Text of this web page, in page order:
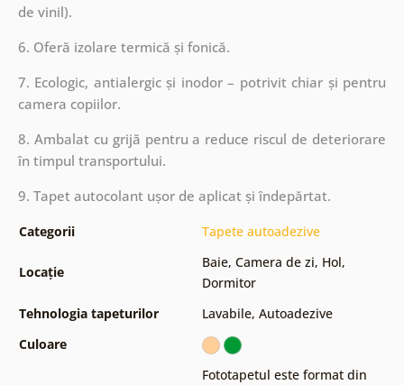
de vinil).
6. Oferă izolare termică și fonică.
7. Ecologic, antialergic și inodor – potrivit chiar și pentru
camera copiilor.
8. Ambalat cu grijă pentru a reduce riscul de deteriorare
în timpul transportului.
9. Tapet autocolant ușor de aplicat și îndepărtat.
Categorii Tapete autoadezive
Locație
Baie, Camera de zi, Hol,
Dormitor
Tehnologia tapeturilor
Lavabile, Autoadezive
Culoare
Fototapetul este format din